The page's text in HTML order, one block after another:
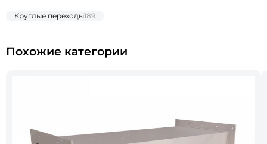
Круглые переходы189
Похожие категории